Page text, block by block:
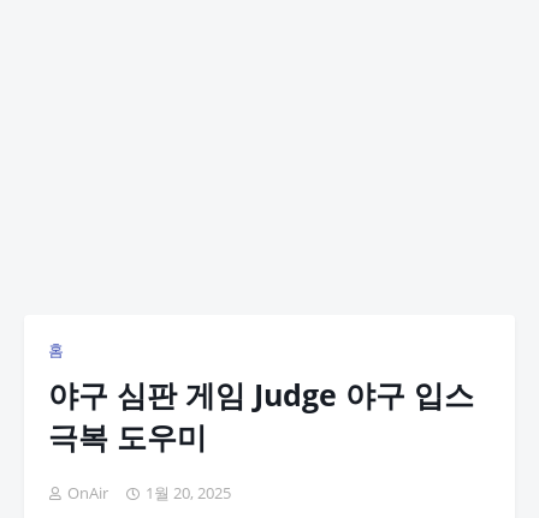
홈
야구 심판 게임 Judge 야구 입스
극복 도우미
OnAir 1월 20, 2025